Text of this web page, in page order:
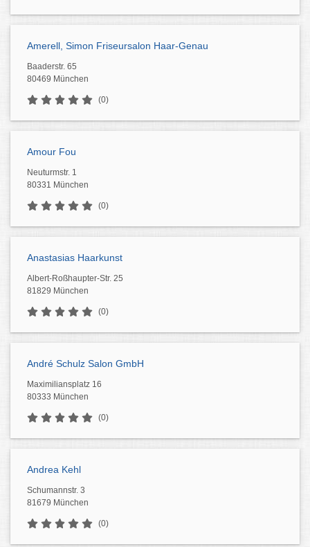
Amerell, Simon Friseursalon Haar-Genau
Baaderstr. 65
80469 München
(0)
Amour Fou
Neuturmstr. 1
80331 München
(0)
Anastasias Haarkunst
Albert-Roßhaupter-Str. 25
81829 München
(0)
André Schulz Salon GmbH
Maximiliansplatz 16
80333 München
(0)
Andrea Kehl
Schumannstr. 3
81679 München
(0)